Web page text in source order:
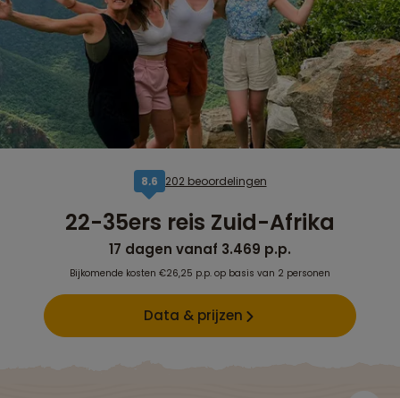
8,6 202 beoordelingen
22-35ers reis Zuid-Afrika
17 dagen vanaf 3.469 p.p.
Bijkomende kosten €26,25 p.p. op basis van 2 personen
Data & prijzen